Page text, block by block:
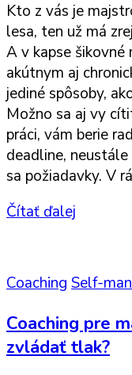
Kto z vás je
lesa, ten už má
A v kapse šikovné
akútnym aj
jediné spôsoby,
Možno sa aj vy
práci, vám berie
deadline,
sa požiadavky. V
Čítať ďalej
Coaching Self-
Coaching pre
zvládať tlak?